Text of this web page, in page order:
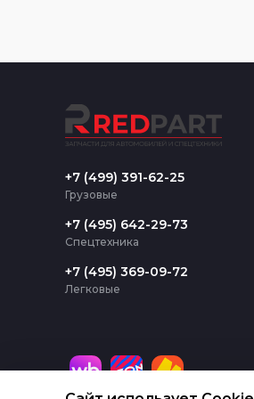
+7 (499) 391-62-25
Грузовые
+7 (495) 642-29-73
Спецтехника
+7 (495) 369-09-72
Легковые